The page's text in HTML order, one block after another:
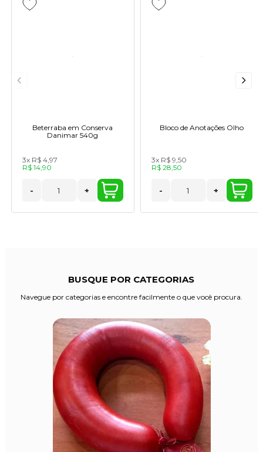
Beterraba em Conserva
Danimar 540g
3x R$ 4,97
R$ 14,90
- +
Bloco de Anotações Olho
3x R$ 9,50
R$ 28,50
- +
BUSQUE POR CATEGORIAS
Navegue por categorias e encontre facilmente o que você procura.